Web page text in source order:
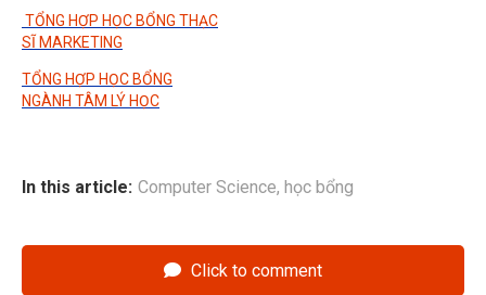
TỔNG HỢP HỌC BỔNG THẠC
SĨ MARKETING
TỔNG HỢP HỌC BỔNG
NGÀNH TÂM LÝ HỌC
In this article: Computer Science, học bổng
Click to comment